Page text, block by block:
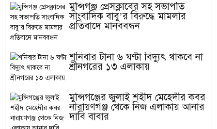
মুন্সিগঞ্জ প্রেসক্লাবের সহ সভাপতি
সাংবাদিক বাবু’র বিরুদ্ধে মামলার
প্রতিবাদে মানববন্ধন
শনিবার টানা ৬ ঘণ্টা বিদ্যুৎ থাকবে না
শ্রীনগরের ১৩ এলাকায়
মুন্সিগঞ্জের জুলাই শহীদ মেহেদীর কবর
নারায়ণগঞ্জ থেকে নিজ এলাকায় আনার
দাবি বাবার